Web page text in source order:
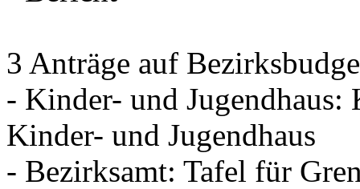
3 Anträge auf
- Kinder- und Jugendhaus:
Kinder- und Jugendhaus
- Bezirksamt: Tafel für